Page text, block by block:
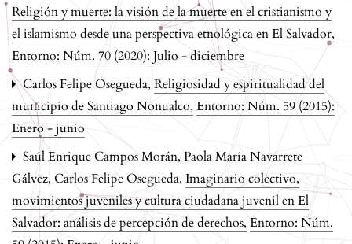
Religión y muerte: la visión de la muerte en el cristianismo y
el islamismo desde una perspectiva etnológica en El Salvador,
Entorno: Núm. 70 (2020): Julio - diciembre
Carlos Felipe Osegueda, Religiosidad y espiritualidad del
municipio de Santiago Nonualco, Entorno: Núm. 59 (2015):
Enero - junio
Saúl Enrique Campos Morán, Paola María Navarrete
Gálvez, Carlos Felipe Osegueda, Imaginario colectivo,
movimientos juveniles y cultura ciudadana juvenil en El
Salvador: análisis de percepción de derechos, Entorno: Núm.